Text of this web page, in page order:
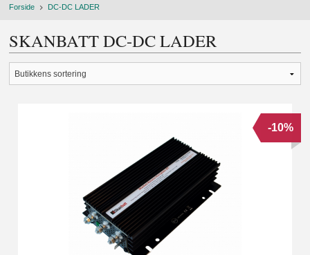
Forside DC-DC LADER
SKANBATT DC-DC LADER
-10%